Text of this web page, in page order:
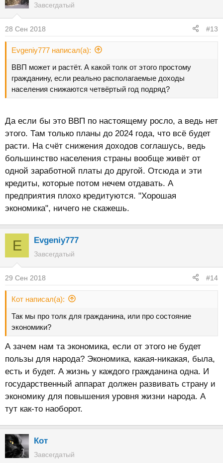
Завсегдатый
28 Сен 2018 #13
Evgeniy777 написал(а):
ВВП может и растёт. А какой толк от этого простому
гражданину, если реально располагаемые доходы
населения снижаются четвёртый год подряд?
Да если бы это ВВП по настоящему росло, а ведь нет
этого. Там только планы до 2024 года, что всё будет
расти. На счёт снижения доходов соглашусь, ведь
большинство населения страны вообще живёт от
одной заработной платы до другой. Отсюда и эти
кредиты, которые потом нечем отдавать. А
предприятия плохо кредитуются. "Хорошая
экономика", ничего не скажешь.
E Evgeniy777
Завсегдатый
29 Сен 2018 #14
Кот написал(а):
Так мы про толк для гражданина, или про состояние
экономики?
А зачем нам та экономика, если от этого не будет
пользы для народа? Экономика, какая-никакая, была,
есть и будет. А жизнь у каждого гражданина одна. И
государственный аппарат должен развивать страну и
экономику для повышения уровня жизни народа. А
тут как-то наоборот.
Кот
Завсегдатый